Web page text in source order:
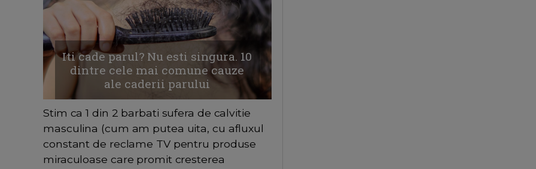
Iti cade parul? Nu esti singura. 10
dintre cele mai comune cauze
ale caderii parului
Stim ca 1 din 2 barbati sufera de calvitie
masculina (cum am putea uita, cu afluxul
constant de reclame TV pentru produse
miraculoase care promit cresterea